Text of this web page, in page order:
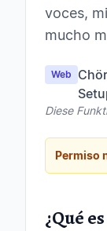
voces,
mucho
Web
Diese
Permiso
¿Qué